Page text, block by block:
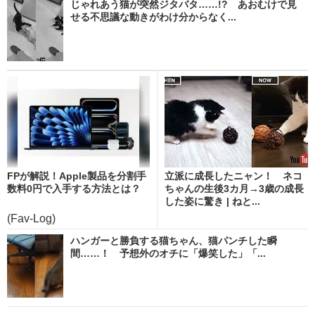
じゃれあう猫が突然ジタバタ……!? あおむけで見
せる不思議な動きがわけ分からなく...
FPが解説！Apple製品を分割手
数料0円で入手する方法とは？
(Fav-Log)
立派に成長したニャン！ ネコ
ちゃんの生後3カ月→3歳の成長
した姿に驚き | ねと...
ハンガーと勝負する猫ちゃん、猫パンチした瞬
間……！ 予想外のオチに「爆笑した」「...